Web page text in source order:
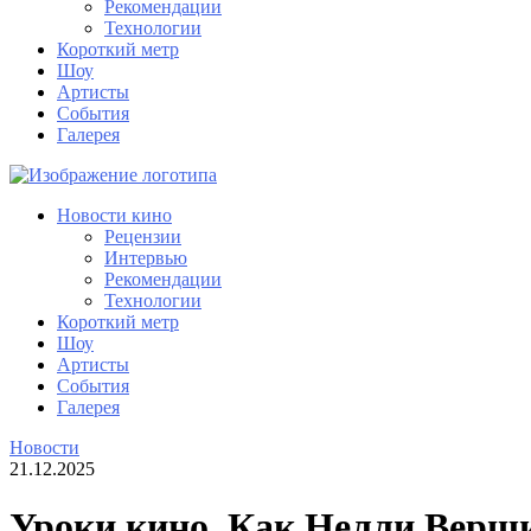
Рекомендации
Технологии
Короткий метр
Шоу
Артисты
События
Галерея
Новости кино
Рецензии
Интервью
Рекомендации
Технологии
Короткий метр
Шоу
Артисты
События
Галерея
Новости
21.12.2025